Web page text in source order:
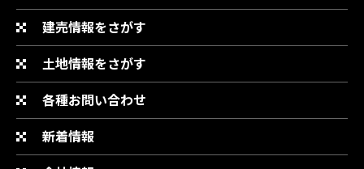
建売情報をさがす
土地情報をさがす
各種お問い合わせ
新着情報